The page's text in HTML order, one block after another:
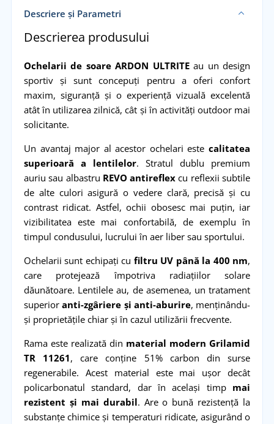
Descriere și Parametri
Descrierea produsului
Ochelarii de soare ARDON ULTRITEau un design
sportiv și sunt concepuți pentru a oferi confort
maxim, siguranță și o experiență vizuală excelentă
atât în utilizarea zilnică, cât și în activități outdoor mai
solicitante.
Un avantaj major al acestor ochelari estecalitatea
superioară a lentilelor. Stratul dublu premium
auriu sau albastru REVO antireflex cu reflexii subtile
de alte culori asigură o vedere clară, precisă și cu
contrast ridicat. Astfel, ochii obosesc mai puțin, iar
vizibilitatea este mai confortabilă, de exemplu în
timpul condusului, lucrului în aer liber sau sportului.
Ochelarii sunt echipați cu filtru UV până la 400 nm,
care protejează împotriva radiațiilor solare
dăunătoare. Lentilele au, de asemenea, un tratament
superioranti-zgâriere și anti-aburire, menținându-
și proprietățile chiar și în cazul utilizării frecvente.
Rama este realizată din material modern Grilamid
TR 11261, care conține 51% carbon din surse
regenerabile. Acest material este mai ușor decât
policarbonatul standard, dar în același timp mai
rezistent și mai durabil. Are o bună rezistență la
substanțe chimice și temperaturi ridicate, asigurând o